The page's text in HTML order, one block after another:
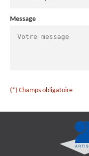
Message
(*) Champs obligatoire